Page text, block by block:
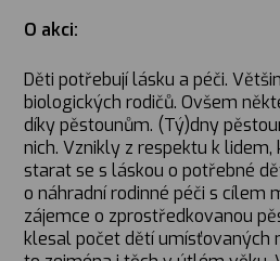
O akci:
Děti potřebují lásku a péči.
biologických rodičů. Ovšem
díky pěstounům. (Tý)dny
nich. Vznikly z respektu k lidem,
starat se s láskou o potřebné
o náhradní rodinné péči s cílem
zájemce o zprostředkovanou
klesal počet dětí umísťovaných